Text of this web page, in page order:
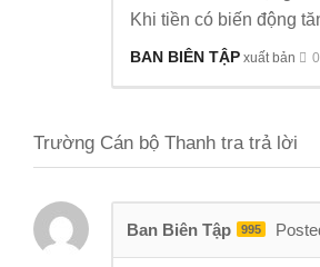
Khi tiền có biến động
BAN BIÊN TẬP xuất bản
Trường Cán bộ Thanh tra trả lời
Ban Biên Tập 995